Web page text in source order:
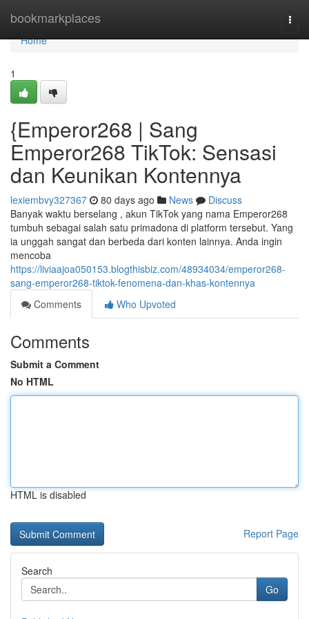
bookmarkplaces
Home
Home
1
{Emperor268 | Sang
Emperor268 TikTok: Sensasi
dan Keunikan Kontennya
lexiembvy327367 80 days ago News
Discuss
Banyak waktu berselang , akun TikTok yang nama Emperor268
tumbuh sebagai salah satu primadona di platform tersebut. Yang
ia unggah sangat dan berbeda dari konten lainnya. Anda ingin
mencoba
https://liviaajoa050153.blogthisbiz.com/48934034/emperor268-
sang-emperor268-tiktok-fenomena-dan-khas-kontennya
Comments
Who Upvoted
Comments
Submit a Comment
No HTML
HTML is disabled
Report Page
Search
Go